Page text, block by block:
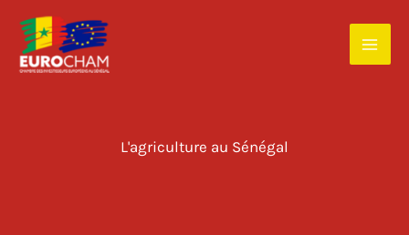
contenu
L'agriculture au Sénégal